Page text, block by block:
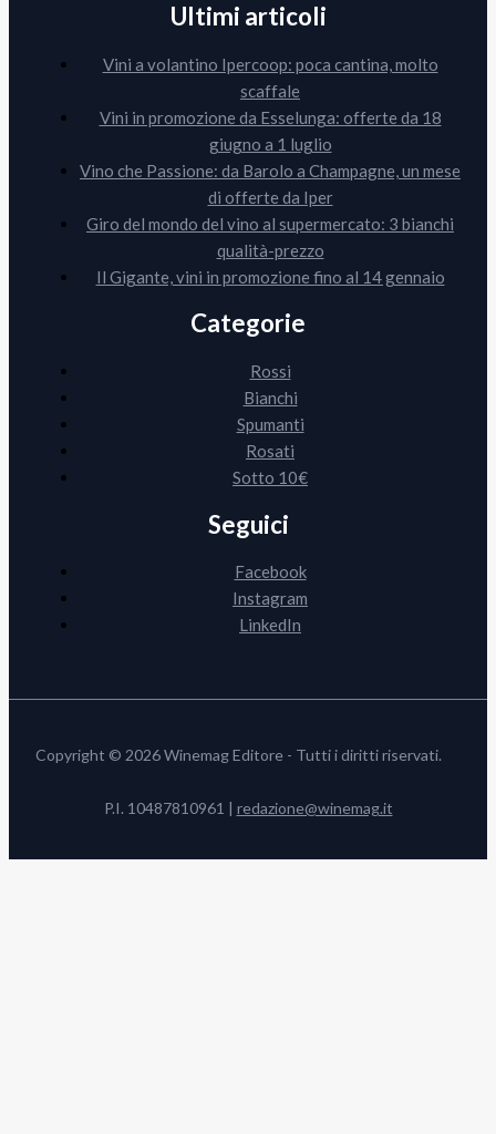
Ultimi articoli
Vini a volantino Ipercoop: poca cantina, molto
scaffale
Vini in promozione da Esselunga: offerte da 18
giugno a 1 luglio
Vino che Passione: da Barolo a Champagne, un mese
di offerte da Iper
Giro del mondo del vino al supermercato: 3 bianchi
qualità-prezzo
Il Gigante, vini in promozione fino al 14 gennaio
Categorie
Rossi
Bianchi
Spumanti
Rosati
Sotto 10€
Seguici
Facebook
Instagram
LinkedIn
Copyright © 2026 Winemag Editore - Tutti i diritti riservati.
P.I. 10487810961 | redazione@winemag.it